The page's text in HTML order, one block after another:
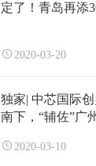
定了！青岛再添
2020-03-20
独家| 中芯国际
南下，“辅佐”广
2020-03-10